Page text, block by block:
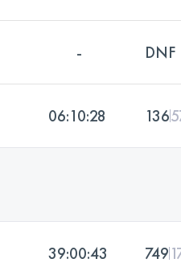
- DNF
06:10:28 136
39:00:43 749